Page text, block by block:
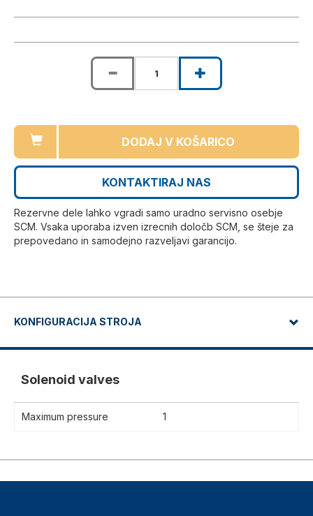
DODAJ V KOŠARICO
KONTAKTIRAJ NAS
Rezervne dele lahko vgradi samo uradno servisno osebje
SCM. Vsaka uporaba izven izrecnih določb SCM, se šteje za
prepovedano in samodejno razveljavi garancijo.
KONFIGURACIJA STROJA
Solenoid valves
Maximum pressure 1